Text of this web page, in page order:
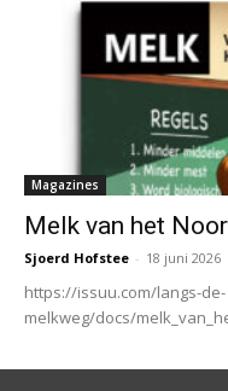
Magazines
Melk van het
Sjoerd Hofstee - 18 juni 2026
https://issuu.com/langs-de-
melkweg/docs/